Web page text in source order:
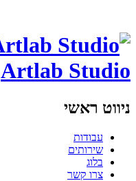
Artlab Studio
ניווט ראשי
עבודות
שירותים
בלוג
צרו קשר